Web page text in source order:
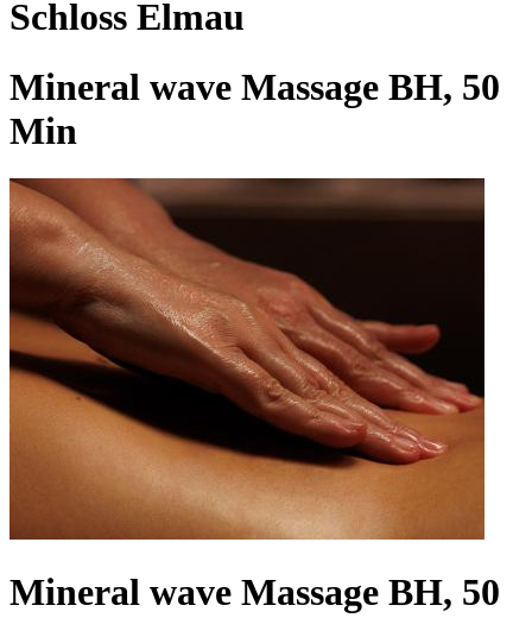
Schloss Elmau
Mineral wave Massage BH, 50
Min
Mineral wave Massage BH, 50